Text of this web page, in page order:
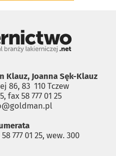
Klauz, Joanna Sęk-Klauz
86, 83 ­ 110 Tczew
fax 58 777 01 25
777 01 25, wew. 300